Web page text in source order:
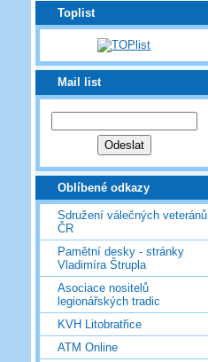
Toplist
Mail list
Oblíbené odkazy
Sdružení válečných veteránů
ČR
Pamětní desky - stránky
Vladimíra Štrupla
Asociace nositelů
legionářských tradic
KVH Litobratřice
ATM Online